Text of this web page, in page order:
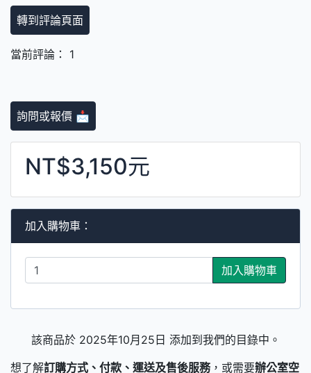
轉到評論頁面
當前評論： 1
詢問或報價 📩
NT$3,150元
加入購物車：
加入購物車
該商品於 2025年10月25日 添加到我們的目錄中。
想了解訂購方式、付款、運送及售後服務，或需要辦公室空